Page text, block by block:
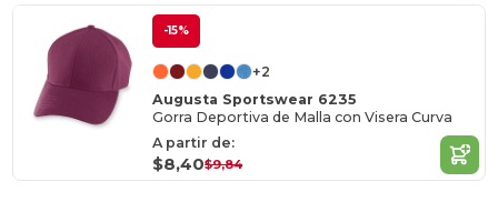
-15%
+2
Augusta Sportswear 6235
Gorra Deportiva de Malla con Visera Curva
A partir de:
$8,40$9,84